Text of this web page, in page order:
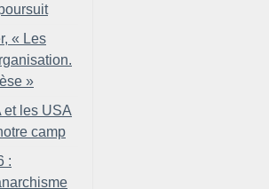
« Les
»
et les USA
camp
: